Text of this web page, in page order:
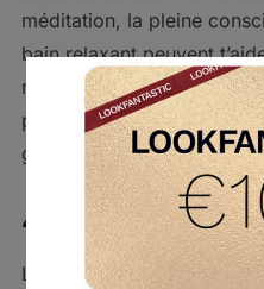
méditation, la pleine
bain relaxant peuvent
recentrer. Si tu te sens
parler à un professionnel
groupes de soutien.
4. Améliore la
Les troubles du sommeil